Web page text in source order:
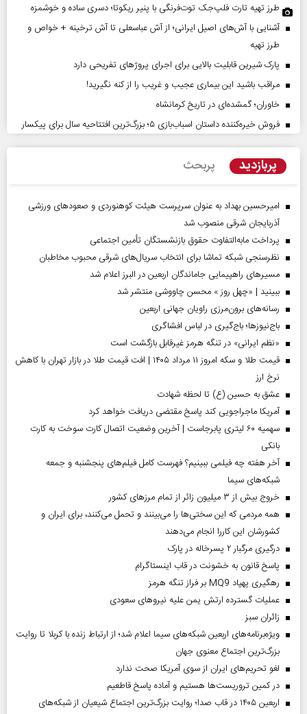
طرز تهیه تارت فلپ‌جک توت‌فرنگی با پنیر ریکوتا؛ دسری ساده و خوشمزه
آشنایی با آش‌های اصیل ایرانی؛ از آش عباسعلی تا آش ترخینه + خواص و
طرز تهیه
پارک شیرین قابلیت‌ بالایی برای اجرای پروژهای تفریحی دارد
مراقب باشید این بیماری عجیب و غریب را از کنه نگیرید!
خاوران؛ گمشده‌ای در تاریخ کرمانشاه
فروش خیره‌کننده داستان اسباب‌بازی ۵؛ بزرگ‌ترین افتتاحیه سال برای پیکسار
پربازدید پربحث
امیرحسین بهداد به عنوان سرپرست هیئت کوهنوردی و صعودهای ورزشی
آذربایجان شرقی منصوب شد
پرداخت مابه‌التفاوت حقوق بازنشستگان تأمین اجتماعی
نظرسنجی شبکه تماشا برای انتخاب سریال‌های شرقی محبوب مخاطبان
مسیر‌های راهپیمایی جاماندگان اربعین در البرز اعلام شد
ببینید | «چهل روز » محسن چاووشی منتشر شد
رسانه‌های برون‌مرزی راویان جهانی اربعین
باج‌نیوزها؛ باج‌گیری در لباس افشاگری
«نظم ایرانی» در تنگه هرمز غیرقابل بازگشت است
قیمت طلا و سکه امروز ۱۱ مرداد ۱۴۰۵ | افت قیمت طلا در بازار تهران با کاهش
نرخ ارز
عشق به حسین (ع) تا لحظه شهادت
آمریکا ماجراجویی کند پاسخ مقتضی دریافت خواهد کرد
سهمیه ۶۰ لیتری پابرجاست | آخرین وضعیت اتصال کارت سوخت به کارت
بانکی
آخر هفته چه فیلمی ببینیم؟ فهرست کامل فیلم‌های پنجشنبه و جمعه
شبکه‌های سیما
خروج بیش از ۳ میلیون زائر از تمام مرز‌های کشور
همه مردمی که این سختی‌ها را می‌بینند و تحمل می‌کنند، برای ایران و
کشورشان این کاررا انجام می‌دهند
درگیری مرگبار ۲ پسرخاله در پارک
پاسخ قانون به خشونت در قاب اینستاگرام
رهگیری پهپاد MQ9 بر فراز تنگه هرمز
عملیات گسترده ارتش یمن علیه نیروهای سعودی
‌زائران سبز
ویژه‌برنامه‌های اربعین شبکه‌های سیما اعلام شد؛ از ارتباط زنده با کربلا تا روایت
بزرگ‌ترین اجتماع معنوی جهان
لغو تحریم‌های ایران از سوی آمریکا صحت ندارد
در کمین تروریست‌ها هستیم و آماده پاسخ قاطعیم
اربعین ۱۴۰۵ در قاب صدا؛ روایت بزرگ‌ترین اجتماع شیعیان از شبکه‌های